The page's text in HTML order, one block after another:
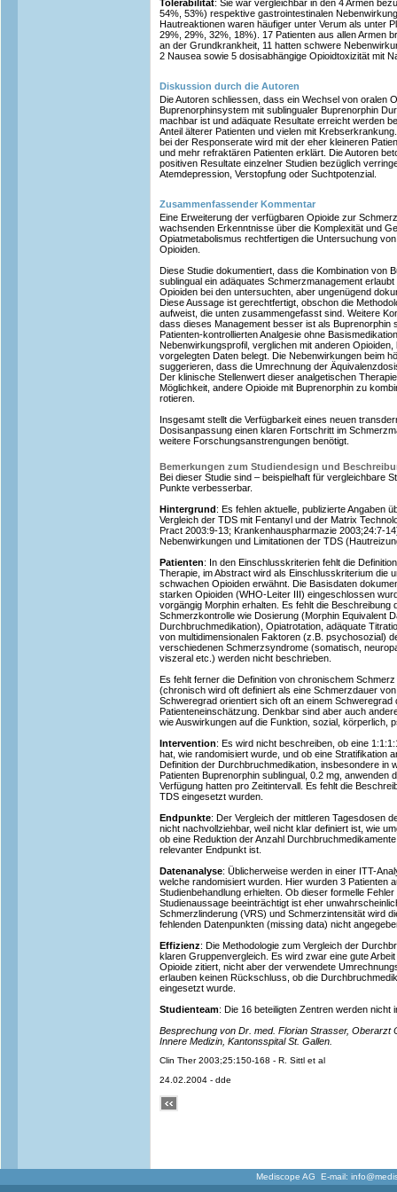
Tolerabilität: Sie war vergleichbar in den 4 Armen
54%, 53%) respektive gastrointestinalen
Hautreaktionen waren häufiger unter Verum als unter
29%, 29%, 32%, 18%). 17 Patienten aus allen Armen
an der Grundkrankheit, 11 hatten schwere
2 Nausea sowie 5 dosisabhängige Opioidtoxizität mit
Diskussion durch die Autoren
Die Autoren schliessen, dass ein Wechsel von oralen
Buprenorphinsystem mit sublingualer Buprenorphin
machbar ist und adäquate Resultate erreicht werden
Anteil älterer Patienten und vielen mit
bei der Responserate wird mit der eher kleineren
und mehr refraktären Patienten erklärt. Die Autoren
positiven Resultate einzelner Studien bezüglich
Atemdepression, Verstopfung oder Suchtpotenzial.
Zusammenfassender Kommentar
Eine Erweiterung der verfügbaren Opioide zur
wachsenden Erkenntnisse über die Komplexität und
Opiatmetabolismus rechtfertigen die Untersuchung
Opioiden.
Diese Studie dokumentiert, dass die Kombination von
sublingual ein adäquates Schmerzmanagement
Opioiden bei den untersuchten, aber ungenügend
Diese Aussage ist gerechtfertigt, obschon die
aufweist, die unten zusammengefasst sind. Weitere
dass dieses Management besser ist als Buprenorphin
Patienten-kontrollierten Analgesie ohne
Nebenwirkungsprofil, verglichen mit anderen
vorgelegten Daten belegt. Die Nebenwirkungen beim
suggerieren, dass die Umrechnung der
Der klinische Stellenwert dieser analgetischen
Möglichkeit, andere Opioide mit Buprenorphin zu
rotieren.
Insgesamt stellt die Verfügbarkeit eines neuen
Dosisanpassung einen klaren Fortschritt im
weitere Forschungsanstrengungen benötigt.
Bemerkungen zum Studiendesign und
Bei dieser Studie sind – beispielhaft für vergleichbare
Punkte verbesserbar.
Hintergrund: Es fehlen aktuelle, publizierte Angaben
Vergleich der TDS mit Fentanyl und der Matrix
Pract 2003:9-13; Krankenhauspharmazie 2003;24:7-
Nebenwirkungen und Limitationen der TDS
Patienten: In den Einschlusskriterien fehlt die
Therapie, im Abstract wird als Einschlusskriterium die
schwachen Opioiden erwähnt. Die Basisdaten
starken Opioiden (WHO-Leiter III) eingeschlossen
vorgängig Morphin erhalten. Es fehlt die Beschreibung
Schmerzkontrolle wie Dosierung (Morphin Equivalent
Durchbruchmedikation), Opiatrotation, adäquate
von multidimensionalen Faktoren (z.B. psychosozial)
verschiedenen Schmerzsyndrome (somatisch,
viszeral etc.) werden nicht beschrieben.
Es fehlt ferner die Definition von chronischem
(chronisch wird oft definiert als eine Schmerzdauer
Schweregrad orientiert sich oft an einem
Patienteneinschätzung. Denkbar sind aber auch
wie Auswirkungen auf die Funktion, sozial, körperlich,
Intervention: Es wird nicht beschreiben, ob eine
hat, wie randomisiert wurde, und ob eine Stratifikation
Definition der Durchbruchmedikation, insbesondere in
Patienten Buprenorphin sublingual, 0.2 mg, anwenden
Verfügung hatten pro Zeitintervall. Es fehlt die
TDS eingesetzt wurden.
Endpunkte: Der Vergleich der mittleren Tagesdosen
nicht nachvollziehbar, weil nicht klar definiert ist, wie
ob eine Reduktion der Anzahl
relevanter Endpunkt ist.
Datenanalyse: Üblicherweise werden in einer ITT-
welche randomisiert wurden. Hier wurden 3 Patienten
Studienbehandlung erhielten. Ob dieser formelle Fehler
Studienaussage beeinträchtigt ist eher
Schmerzlinderung (VRS) und Schmerzintensität wird
fehlenden Datenpunkten (missing data) nicht
Effizienz: Die Methodologie zum Vergleich der
klaren Gruppenvergleich. Es wird zwar eine gute
Opioide zitiert, nicht aber der verwendete
erlauben keinen Rückschluss, ob die
eingesetzt wurde.
Studienteam: Die 16 beteiligten Zentren werden nicht
Besprechung von Dr. med. Florian Strasser, Oberarzt
Innere Medizin, Kantonsspital St. Gallen.
Clin Ther 2003;25:150-168 - R. Sittl et al
24.02.2004 - dde
Mediscope AG E-mail: